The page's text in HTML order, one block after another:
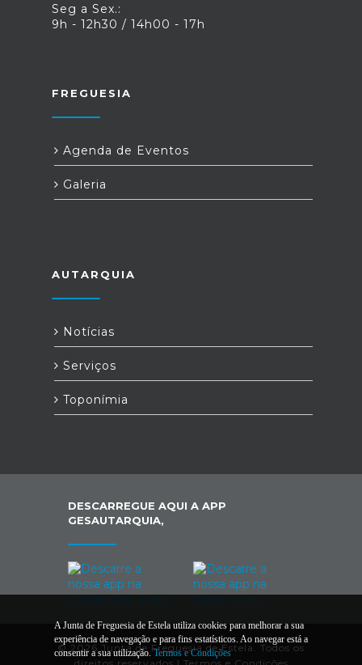
Seg a Sex.:
9h - 12h30 / 14h00 - 17h
FREGUESIA
Agenda de Eventos
Galeria
AUTARQUIA
Notícias
Serviços
Toponímia
DESCARREGUE AQUI A APP
GESAUTARQUIA,
© 2026 Junta de Freguesia de Estela. Todos os
A Junta de Freguesia de Estela utiliza cookies para melhorar a sua
experiência de navegação e para fins estatísticos. Ao navegar está a
consentir a sua utilização.Termos e Condições